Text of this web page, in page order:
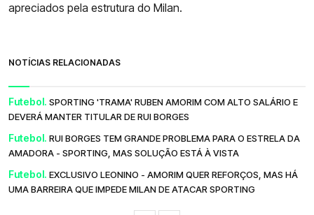
apreciados pela estrutura do Milan.
NOTÍCIAS RELACIONADAS
Futebol. SPORTING 'TRAMA' RUBEN AMORIM COM ALTO SALÁRIO E
DEVERÁ MANTER TITULAR DE RUI BORGES
Futebol. RUI BORGES TEM GRANDE PROBLEMA PARA O ESTRELA DA
AMADORA - SPORTING, MAS SOLUÇÃO ESTÁ À VISTA
Futebol. EXCLUSIVO LEONINO - AMORIM QUER REFORÇOS, MAS HÁ
UMA BARREIRA QUE IMPEDE MILAN DE ATACAR SPORTING